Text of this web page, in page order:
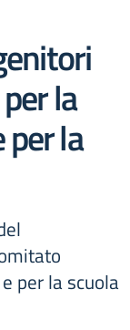
la
per la
per la scuola